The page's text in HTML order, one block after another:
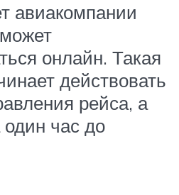
авиакомпании
онлайн. Такая
действовать
рейса, а
час до